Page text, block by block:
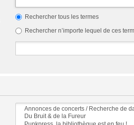
Rechercher tous les termes
Rechercher n’importe lequel de ces